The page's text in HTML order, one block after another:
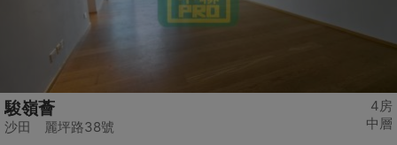
4房
中層
駿嶺薈
沙田 麗坪路38號